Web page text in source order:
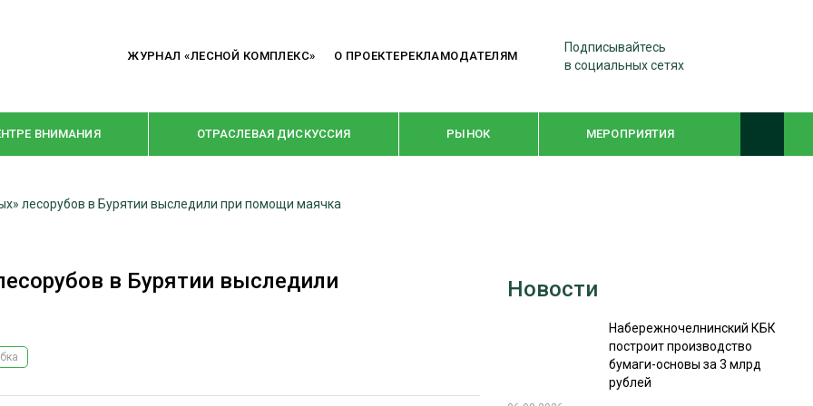
ЖУРНАЛ «ЛЕСНОЙ КОМПЛЕКС» О ПРОЕКТЕРЕКЛАМОДАТЕЛЯМ
Подписывайтесь
в социальных сетях
ВНИМАНИЯ ОТРАСЛЕВАЯ ДИСКУССИЯ РЫНОК МЕРОПРИЯТИЯ
РУБРИКИ
КРУПНЫМ ПЛАНОМ WOODEX-2021
СУШКА ДРЕВЕСИНЫ
лесорубов в Бурятии выследили при помощи маячка
в Бурятии выследили
Новости
Набережночелнинский КБК
построит производство
бумаги-основы за 3 млрд
рублей